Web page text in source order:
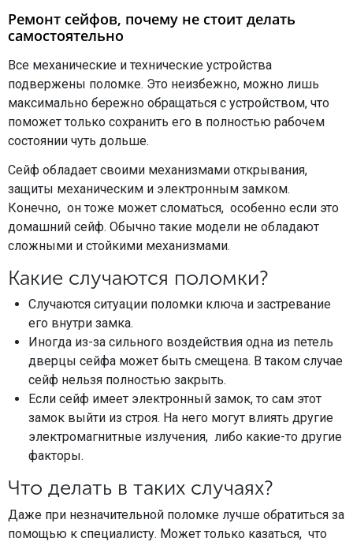
Ремонт сейфов, почему не стоит делать
самостоятельно
Все механические и технические устройства
подвержены поломке. Это неизбежно, можно лишь
максимально бережно обращаться с устройством, что
поможет только сохранить его в полностью рабочем
состоянии чуть дольше.
Сейф обладает своими механизмами открывания,
защиты механическим и электронным замком.
Конечно, он тоже может сломаться, особенно если это
домашний сейф. Обычно такие модели не обладают
сложными и стойкими механизмами.
Какие случаются поломки?
Случаются ситуации поломки ключа и застревание
его внутри замка.
Иногда из-за сильного воздействия одна из петель
дверцы сейфа может быть смещена. В таком случае
сейф нельзя полностью закрыть.
Если сейф имеет электронный замок, то сам этот
замок выйти из строя. На него могут влиять другие
электромагнитные излучения, либо какие-то другие
факторы.
Что делать в таких случаях?
Даже при незначительной поломке лучше обратиться за
помощью к специалисту. Может только казаться, что